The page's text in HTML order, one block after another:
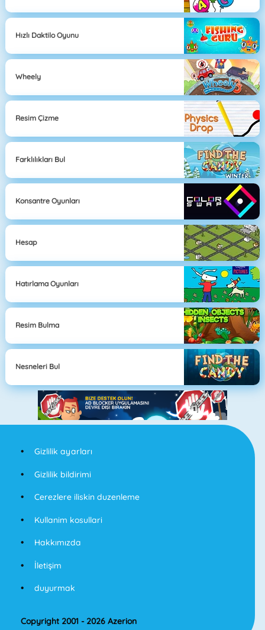
Hızlı Daktilo Oyunu
Wheely
Resim Çizme
Farklılıkları Bul
Konsantre Oyunları
Hesap
Hatırlama Oyunları
Resim Bulma
Nesneleri Bul
Gizlilik ayarları
Gizlilik bildirimi
Cerezlere iliskin duzenleme
Kullanim kosullari
Hakkımızda
İletişim
duyurmak
Copyright 2001 - 2026 Azerion